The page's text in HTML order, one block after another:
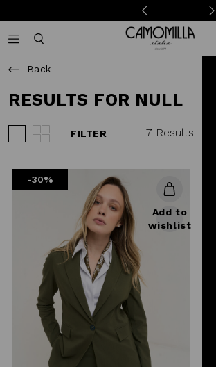
Camomilla Italia®
Back
RESULTS FOR NULL
FILTER 7 Results
-30%
Add to
wishlist